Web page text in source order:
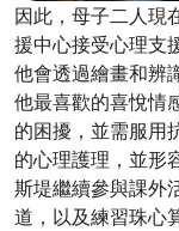
因此，母子二人現
援中心接受心理支
他會透過繪畫和辨
他最喜歡的喜悅情
的困擾，並需服用
的心理護理，並形
斯堤繼續參與課外
道，以及練習珠心